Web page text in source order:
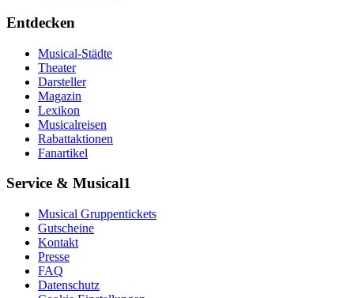
Entdecken
Musical-Städte
Theater
Darsteller
Magazin
Lexikon
Musicalreisen
Rabattaktionen
Fanartikel
Service & Musical1
Musical Gruppentickets
Gutscheine
Kontakt
Presse
FAQ
Datenschutz